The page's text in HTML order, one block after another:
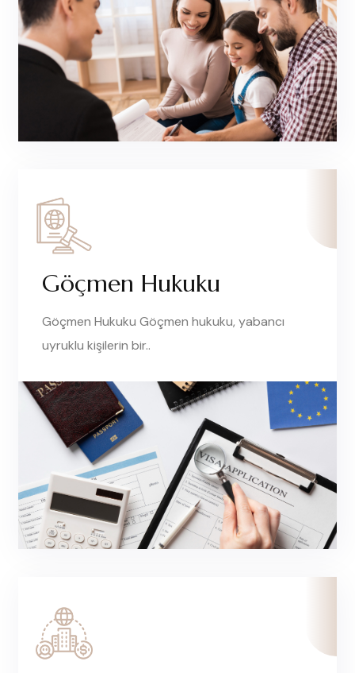
Göçmen Hukuku
Göçmen Hukuku Göçmen hukuku, yabancı
uyruklu kişilerin bir..